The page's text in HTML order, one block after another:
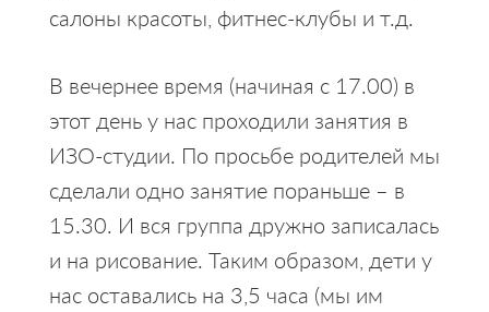
салоны красоты, фитнес-клубы и т.д.
В вечернее время (начиная с 17.00) в
этот день у нас проходили занятия в
ИЗО-студии. По просьбе родителей мы
сделали одно занятие пораньше – в
15.30. И вся группа дружно записалась
и на рисование. Таким образом, дети у
нас оставались на 3,5 часа (мы им